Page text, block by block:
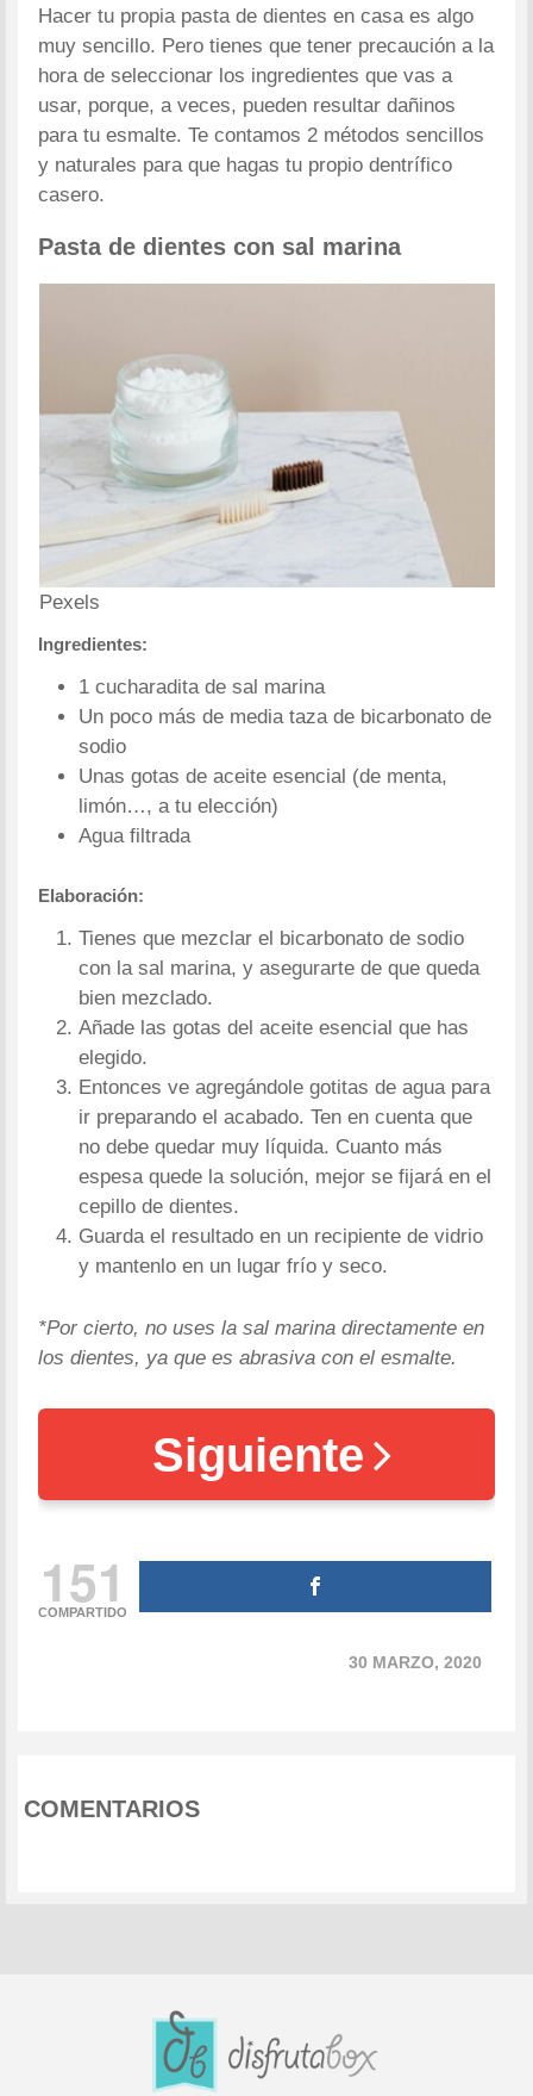
Hacer tu propia pasta de dientes en casa es algo
muy sencillo. Pero tienes que tener precaución a la
hora de seleccionar los ingredientes que vas a
usar, porque, a veces, pueden resultar dañinos
para tu esmalte. Te contamos 2 métodos sencillos
y naturales para que hagas tu propio dentrífico
casero.
Pasta de dientes con sal marina
Pexels
Ingredientes:
1 cucharadita de sal marina
Un poco más de media taza de bicarbonato de
sodio
Unas gotas de aceite esencial (de menta,
limón…, a tu elección)
Agua filtrada
Elaboración:
Tienes que mezclar el bicarbonato de sodio
con la sal marina, y asegurarte de que queda
bien mezclado.
Añade las gotas del aceite esencial que has
elegido.
Entonces ve agregándole gotitas de agua para
ir preparando el acabado. Ten en cuenta que
no debe quedar muy líquida. Cuanto más
espesa quede la solución, mejor se fijará en el
cepillo de dientes.
Guarda el resultado en un recipiente de vidrio
y mantenlo en un lugar frío y seco.
*Por cierto, no uses la sal marina directamente en
los dientes, ya que es abrasiva con el esmalte.
Siguiente
151
COMPARTIDO
30 MARZO, 2020
COMENTARIOS